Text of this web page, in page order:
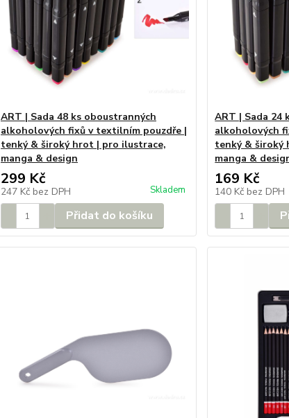
ART | Sada 48 ks oboustranných
alkoholových fixů v textilním pouzdře |
tenký & široký hrot | pro ilustrace,
manga & design
299 Kč
247 Kč bez DPH Skladem
Přidat do košíku
ART | Sada 24
alkoholových
tenký & široký
manga &
169 Kč
140 Kč bez DPH